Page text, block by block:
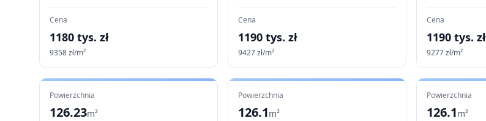
Cena
1180 tys. zł
9358zł/m²
Cena
1190 tys. zł
9427zł/m²
Cena
1190 tys. zł
9277zł/m²
Powierzchnia
126.23m²
Powierzchnia
126.1m²
Powierzchnia
126.1m²